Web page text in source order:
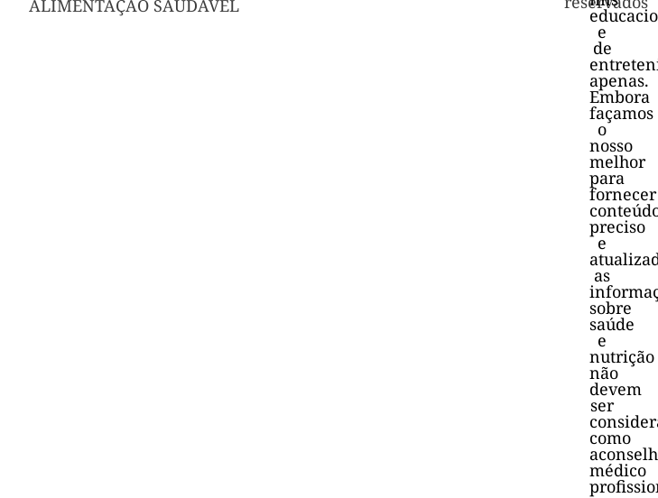
ALIMENTAÇÃO SAUDAVEL
e
de
apenas.
Embora
façamos
o
nosso
melhor
para
fornecer
preciso
e
as
sobre
saúde
e
nutrição
não
devem
ser
como
médico